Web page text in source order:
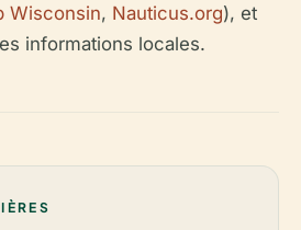
Wisconsin, Nauticus.org), et
informations locales.